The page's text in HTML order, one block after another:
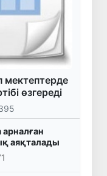
өзгереді
аяқталады